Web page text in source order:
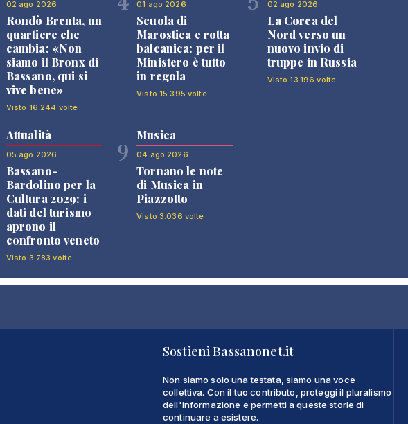
02 ago 2026
Rondò Brenta, un
quartiere che
cambia: «Non
siamo il Bronx di
Bassano, qui si
vive bene»
Visto 16.244 volte
01 ago 2026
Scuola di
Marostica e rotta
balcanica: per il
Ministero è tutto
in regola
Visto 15.395 volte
02 ago 2026
La Corea del
Nord verso un
nuovo invio di
truppe in Russia
Visto 13.196 volte
Attualità
05 ago 2026
Bassano-
Bardolino per la
Cultura 2029: i
dati del turismo
aprono il
confronto veneto
Visto 3.783 volte
9
Musica
04 ago 2026
Tornano le note
di Musica in
Piazzotto
Visto 3.036 volte
Sostieni Bassanonet.it
Non siamo solo una testata, siamo una voce
collettiva. Con il tuo contributo, proteggi il pluralismo
dell'informazione e permetti a queste storie di
continuare a esistere.